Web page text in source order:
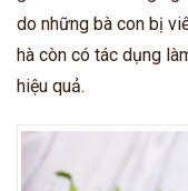
do những bà con bị
hà còn có tác dụng
hiệu quả.